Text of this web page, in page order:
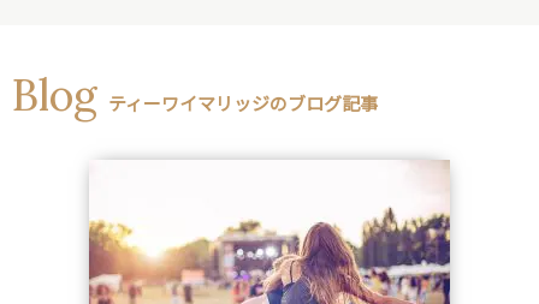
Blog ティーワイマリッジのブログ記事